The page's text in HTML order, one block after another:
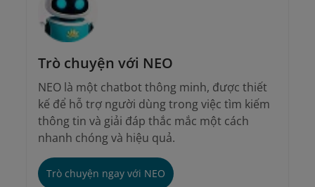
Trò chuyện với NEO
NEO là một chatbot thông minh, được thiết
kế để hỗ trợ người dùng trong việc tìm kiếm
thông tin và giải đáp thắc mắc một cách
nhanh chóng và hiệu quả.
Trò chuyện ngay với NEO